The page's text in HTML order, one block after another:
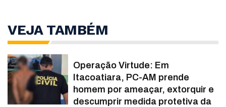
VEJA TAMBÉM
Operação Virtude: Em
Itacoatiara, PC-AM prende
homem por ameaçar, extorquir e
descumprir medida protetiva da